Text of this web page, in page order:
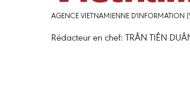
AGENCE VIETNAMIENNE D'INFORMATION
Rédacteur en chef: TRÂN TIÊN